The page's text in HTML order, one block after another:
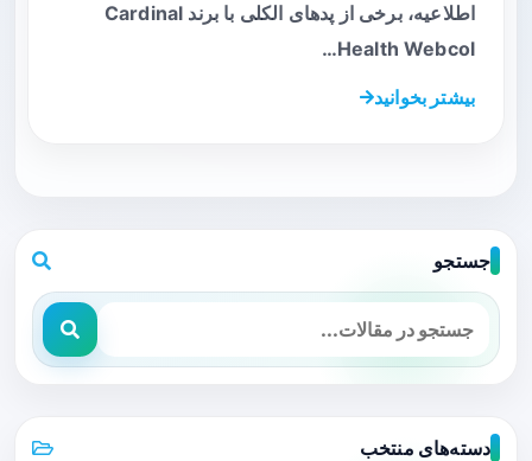
اطلاعیه، برخی از پدهای الکلی با برند Cardinal
Health Webcol…
بیشتر بخوانید
جستجو
دسته‌های منتخب